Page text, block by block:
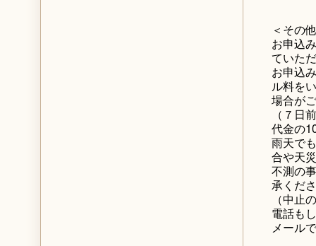
＜その
お申込
ていた
お申込
ル料を
場合が
（７日
代金の
雨天で
合や天
不測の
承くだ
（中止
電話も
メール